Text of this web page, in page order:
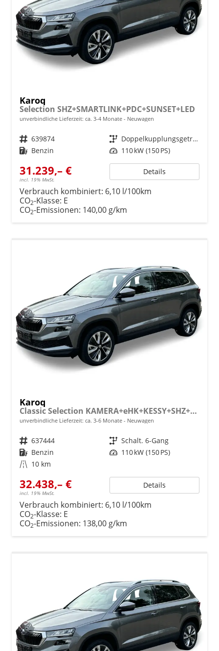
Karoq
Selection SHZ+SMARTLINK+PDC+SUNSET+LED
unverbindliche Lieferzeit: ca. 3-4 Monate Neuwagen
Fahrzeugnr. 639874 Getriebe
Doppelkupplungsgetriebe (DSG)
Kraftstoff Benzin Leistung 110 kW (150 PS)
31.239,– €
incl. 19% MwSt.
Details
Verbrauch kombiniert: 6,10 l/100km
CO2-Klasse: E
CO2-Emissionen: 140,00 g/km
Karoq
Classic Selection KAMERA+eHK+KESSY+SHZ+SMARTLINK+LED+16" ALU
unverbindliche Lieferzeit: ca. 3-6 Monate Neuwagen
Fahrzeugnr. 637444 Getriebe Schalt. 6-Gang
Kraftstoff Benzin Leistung 110 kW (150 PS)
Kilometerstand 10 km
32.438,– €
incl. 19% MwSt.
Details
Verbrauch kombiniert: 6,10 l/100km
CO2-Klasse: E
CO2-Emissionen: 138,00 g/km